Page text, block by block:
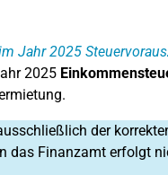
Jahr 2025
2025
der
das Finanzamt erfolgt